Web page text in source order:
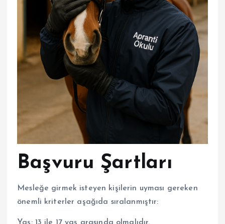
Başvuru Şartları
Mesleğe girmek isteyen kişilerin uyması gereken
önemli kriterler aşağıda sıralanmıştır: